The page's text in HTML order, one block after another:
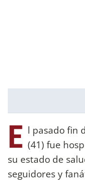
E l pasado fin
(41) fue
su estado de
seguidores y